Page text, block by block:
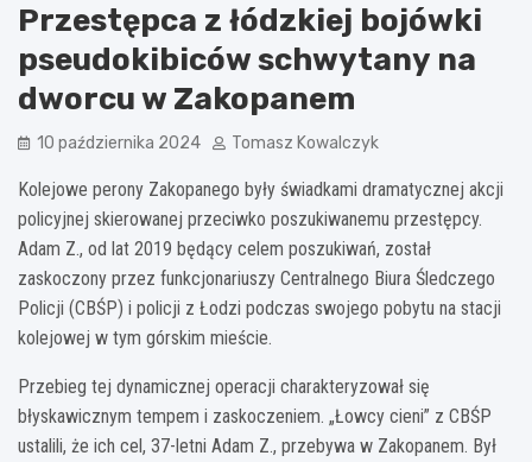
Przestępca z łódzkiej bojówki
pseudokibiców schwytany na
dworcu w Zakopanem
10 października 2024 Tomasz Kowalczyk
Kolejowe perony Zakopanego były świadkami dramatycznej akcji
policyjnej skierowanej przeciwko poszukiwanemu przestępcy.
Adam Z., od lat 2019 będący celem poszukiwań, został
zaskoczony przez funkcjonariuszy Centralnego Biura Śledczego
Policji (CBŚP) i policji z Łodzi podczas swojego pobytu na stacji
kolejowej w tym górskim mieście.
Przebieg tej dynamicznej operacji charakteryzował się
błyskawicznym tempem i zaskoczeniem. „Łowcy cieni” z CBŚP
ustalili, że ich cel, 37-letni Adam Z., przebywa w Zakopanem. Był